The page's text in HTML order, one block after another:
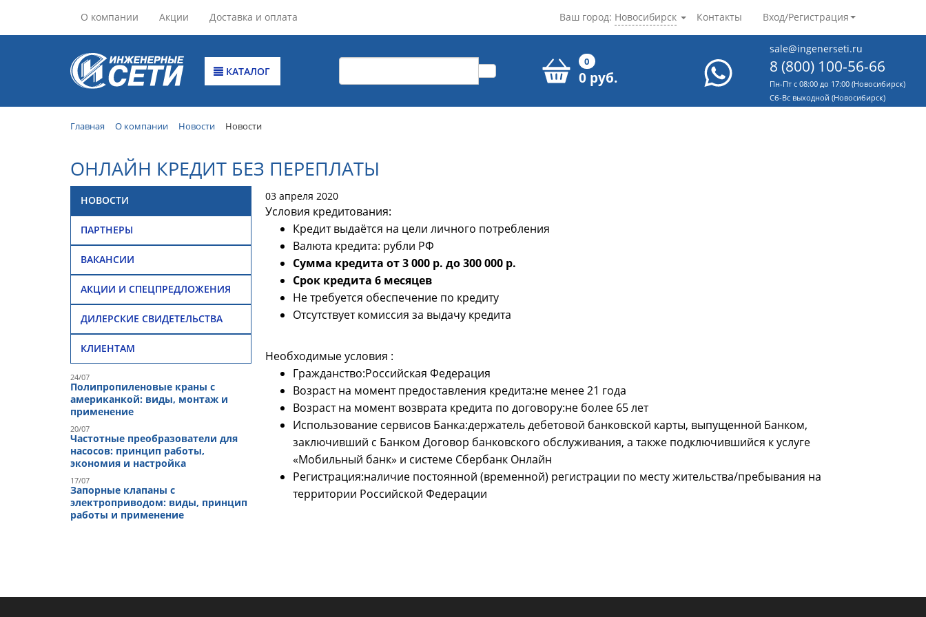
О компании Акции Доставка и оплата Контакты Вход/Регистрация
Ваш город: Новосибирск
КАТАЛОГ
0
0 руб.
sale@ingenerseti.ru
8 (800) 100-56-66
Пн-Пт с 08:00 до 17:00 (Новосибирск)
Cб-Вс выходной (Новосибирск)
Главная О компании Новости Новости
ОНЛАЙН КРЕДИТ БЕЗ ПЕРЕПЛАТЫ
НОВОСТИ
ПАРТНЕРЫ
ВАКАНСИИ
АКЦИИ И СПЕЦПРЕДЛОЖЕНИЯ
ДИЛЕРСКИЕ СВИДЕТЕЛЬСТВА
КЛИЕНТАМ
24/07
Полипропиленовые краны с
американкой: виды, монтаж и
применение
20/07
Частотные преобразователи для
насосов: принцип работы,
экономия и настройка
17/07
Запорные клапаны с
электроприводом: виды, принцип
работы и применение
03 апреля 2020
Условия кредитования:
Кредит выдаётся на цели личного потребления
Валюта кредита: рубли РФ
Сумма кредита от 3 000 р. до 300 000 р.
Срок кредита 6 месяцев
Не требуется обеспечение по кредиту
Отсутствует комиссия за выдачу кредита
Необходимые условия :
Гражданство:Российская Федерация
Возраст на момент предоставления кредита:не менее 21 года
Возраст на момент возврата кредита по договору:не более 65 лет
Использование сервисов Банка:держатель дебетовой банковской карты, выпущенной Банком,
заключивший с Банком Договор банковского обслуживания, а также подключившийся к услуге
«Мобильный банк» и системе Сбербанк Онлайн
Регистрация:наличие постоянной (временной) регистрации по месту жительства/пребывания на
территории Российской Федерации